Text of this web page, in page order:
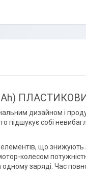
дизайном і
підшукує собі
що знижують
колесом
заряді. Час